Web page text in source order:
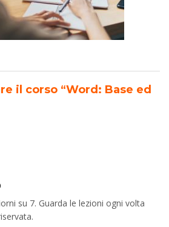
il corso “Word: Base ed
su 7. Guarda le lezioni ogni volta